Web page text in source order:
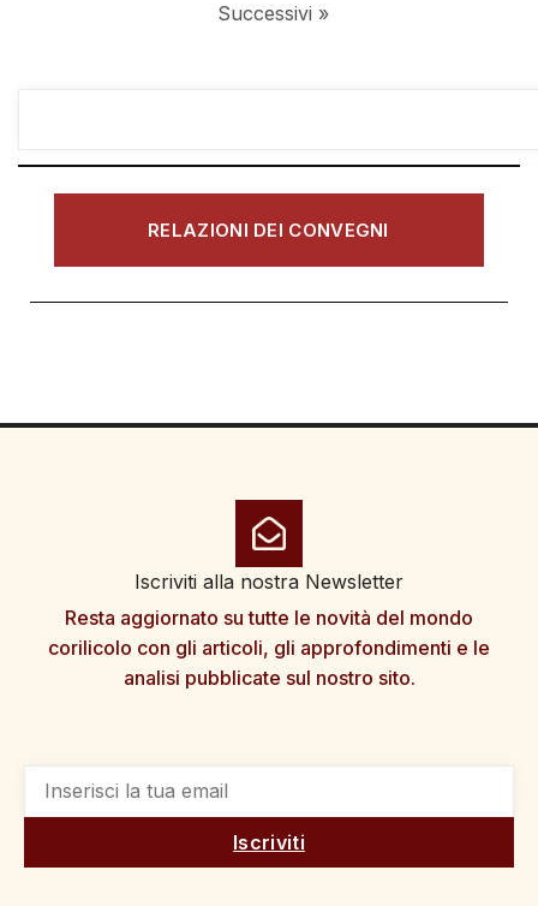
Successivi »
RELAZIONI DEI CONVEGNI
Iscriviti alla nostra Newsletter
Resta aggiornato su tutte le novità del mondo
corilicolo con gli articoli, gli approfondimenti e le
analisi pubblicate sul nostro sito.
Iscriviti